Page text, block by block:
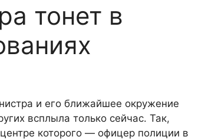
тонет в
и его ближайшее окружение
всплыла только сейчас. Так,
которого — офицер полиции в